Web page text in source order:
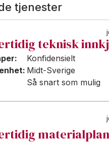
tjenester
teknisk
Konfidensielt
Midt-Sverige
Så snart som mulig